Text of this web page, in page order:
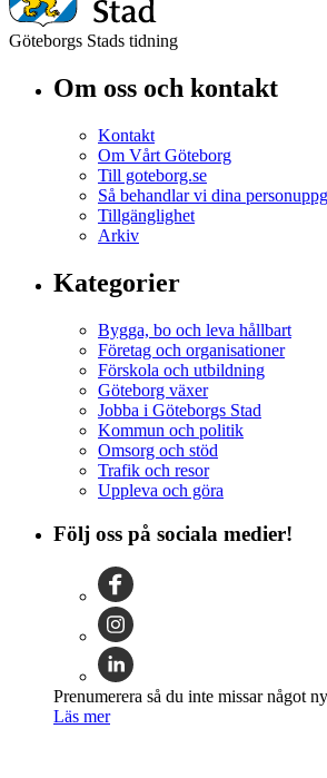
Göteborgs Stads tidning
Om oss och kontakt
Kontakt
Om Vårt Göteborg
Till goteborg.se
Så behandlar vi dina
Tillgänglighet
Arkiv
Kategorier
Bygga, bo och leva hållbart
Företag och organisationer
Förskola och utbildning
Göteborg växer
Jobba i Göteborgs Stad
Kommun och politik
Omsorg och stöd
Trafik och resor
Uppleva och göra
Följ oss på sociala medier!
Prenumerera så du inte missar något
Läs mer